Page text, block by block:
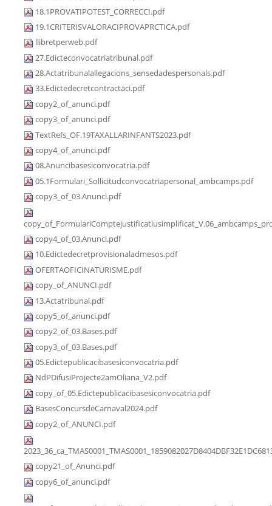
18.1PROVATIPOTEST_CORRECCI.pdf
19.1CRITERISVALORACIPROVAPRCTICA.pdf
llibretperweb.pdf
27.Edicteconvocatriatribunal.pdf
28.Actatribunalallegacions_sensedadespersonals.pdf
33.Edictedecretcontractaci.pdf
copy2_of_anunci.pdf
copy3_of_anunci.pdf
TextRefs_OF.19TAXALLARINFANTS2023.pdf
copy4_of_anunci.pdf
08.Anuncibasesiconvocatria.pdf
05.1Formulari_Sollicitudconvocatriapersonal_ambcamps.pdf
copy3_of_03.Anunci.pdf
copy4_of_03.Anunci.pdf
10.Edictedecretprovisionaladmesos.pdf
OFERTAOFICINATURISME.pdf
copy_of_ANUNCI.pdf
13.Actatribunal.pdf
copy5_of_anunci.pdf
copy2_of_03.Bases.pdf
copy3_of_03.Bases.pdf
05.Edictepublicacibasesiconvocatria.pdf
NdPDifusiProjecte2amOliana_V2.pdf
copy_of_05.Edictepublicacibasesiconvocatria.pdf
BasesConcursdeCarnaval2024.pdf
copy2_of_ANUNCI.pdf
copy21_of_Anunci.pdf
copy6_of_anunci.pdf